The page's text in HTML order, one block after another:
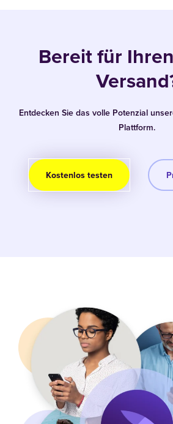
Bereit für
Entdecken Sie das volle Potenzial
Plattform.
Kostenlos testen